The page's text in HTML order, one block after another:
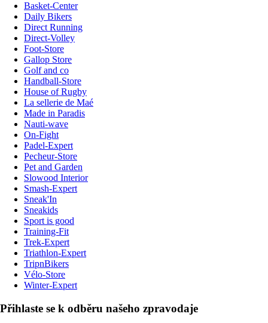
Basket-Center
Daily Bikers
Direct Running
Direct-Volley
Foot-Store
Gallop Store
Golf and co
Handball-Store
House of Rugby
La sellerie de Maé
Made in Paradis
Nauti-wave
On-Fight
Padel-Expert
Pecheur-Store
Pet and Garden
Slowood Interior
Smash-Expert
Sneak'In
Sneakids
Sport is good
Training-Fit
Trek-Expert
Triathlon-Expert
TripnBikers
Vélo-Store
Winter-Expert
Přihlaste se k odběru našeho zpravodaje